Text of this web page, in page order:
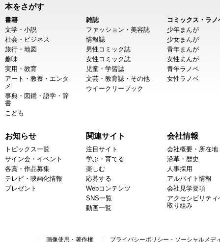
本をさがす
書籍
文学・小説
社会・ビジネス
旅行・地図
趣味
実用・教育
アート・教養・エンタ
メ
事典・図鑑・語学・辞
書
こども
雑誌
ファッション・美容誌
情報誌
男性コミック誌
女性コミック誌
児童・学習誌
文芸・教育誌・その他
ウイークリーブック
コミックス・ラノ
少年まんが
少女まんが
青年まんが
女性まんが
青年ラノベ
女性ラノベ
お知らせ
トピックス一覧
サイン会・イベント
各賞・作品募集
テレビ・映画化情報
プレゼント
関連サイト
注目サイト
学ぶ・育てる
楽しむ
応募する
Webコンテンツ
SNS一覧
動画一覧
会社情報
会社概要・所在地
沿革・歴史
人事採用
アルバイト情報
会社見学要項
アクセシビリティ
取り組み
画像使用・著作権 プライバシーポリシー・ソーシャルメデ